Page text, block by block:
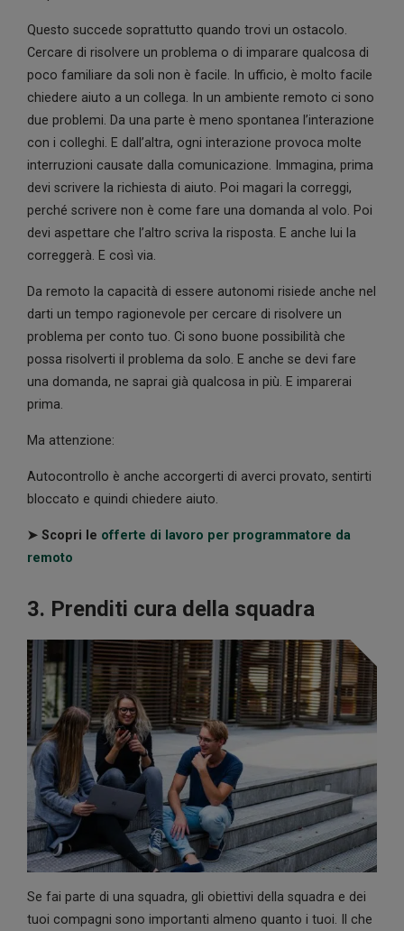
Questo succede soprattutto quando trovi un ostacolo.
Cercare di risolvere un problema o di imparare qualcosa di
poco familiare da soli non è facile. In ufficio, è molto facile
chiedere aiuto a un collega. In un ambiente remoto ci sono
due problemi. Da una parte è meno spontanea l’interazione
con i colleghi. E dall’altra, ogni interazione provoca molte
interruzioni causate dalla comunicazione. Immagina, prima
devi scrivere la richiesta di aiuto. Poi magari la correggi,
perché scrivere non è come fare una domanda al volo. Poi
devi aspettare che l’altro scriva la risposta. E anche lui la
correggerà. E così via.
Da remoto la capacità di essere autonomi risiede anche nel
darti un tempo ragionevole per cercare di risolvere un
problema per conto tuo. Ci sono buone possibilità che
possa risolverti il problema da solo. E anche se devi fare
una domanda, ne saprai già qualcosa in più. E imparerai
prima.
Ma attenzione:
Autocontrollo è anche accorgerti di averci provato, sentirti
bloccato e quindi chiedere aiuto.
➤ Scopri le offerte di lavoro per programmatore da
remoto
3. Prenditi cura della squadra
Se fai parte di una squadra, gli obiettivi della squadra e dei
tuoi compagni sono importanti almeno quanto i tuoi. Il che